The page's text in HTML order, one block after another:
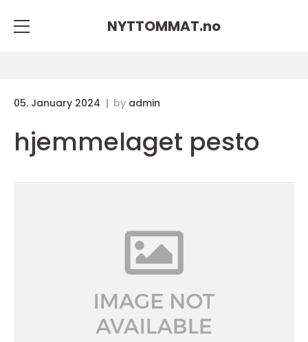
NYTTOMMAT.no
05. January 2024 by admin
hjemmelaget pesto